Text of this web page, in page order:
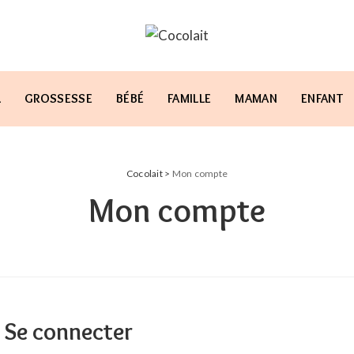
GROSSESSE BÉBÉ FAMILLE MAMAN ENFANT
Cocolait> Mon compte
Mon compte
Se connecter